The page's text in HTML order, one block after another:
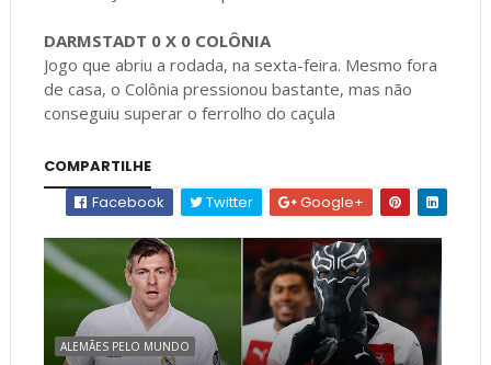
DARMSTADT 0 X 0 COLÔNIA
Jogo que abriu a rodada, na sexta-feira. Mesmo fora
de casa, o Colônia pressionou bastante, mas não
conseguiu superar o ferrolho do caçula
COMPARTILHE
Facebook
Twitter Google+
ALEMÃES PELO MUNDO